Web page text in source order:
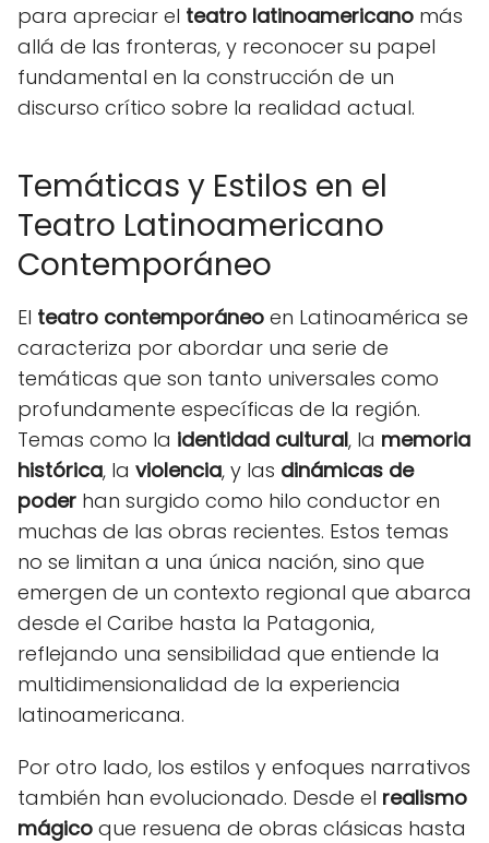
para apreciar el teatro latinoamericano más
allá de las fronteras, y reconocer su papel
fundamental en la construcción de un
discurso crítico sobre la realidad actual.
Temáticas y Estilos en el
Teatro Latinoamericano
Contemporáneo
El teatro contemporáneo en Latinoamérica se
caracteriza por abordar una serie de
temáticas que son tanto universales como
profundamente específicas de la región.
Temas como la identidad cultural, la memoria
histórica, la violencia, y las dinámicas de
poder han surgido como hilo conductor en
muchas de las obras recientes. Estos temas
no se limitan a una única nación, sino que
emergen de un contexto regional que abarca
desde el Caribe hasta la Patagonia,
reflejando una sensibilidad que entiende la
multidimensionalidad de la experiencia
latinoamericana.
Por otro lado, los estilos y enfoques narrativos
también han evolucionado. Desde el realismo
mágico que resuena de obras clásicas hasta